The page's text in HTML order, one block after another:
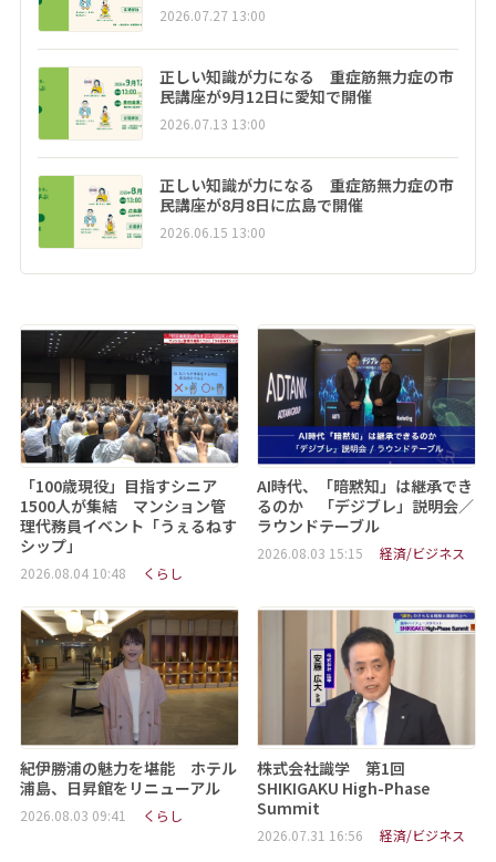
2026.07.27 13:00
正しい知識が力になる 重症筋無力症の市
民講座が9月12日に愛知で開催
2026.07.13 13:00
正しい知識が力になる 重症筋無力症の市
民講座が8月8日に広島で開催
2026.06.15 13:00
「100歳現役」目指すシニア
1500人が集結 マンション管
理代務員イベント「うぇるねす
シップ」
2026.08.04 10:48 くらし
AI時代、「暗黙知」は継承でき
るのか 「デジブレ」説明会／
ラウンドテーブル
2026.08.03 15:15 経済/ビジネス
紀伊勝浦の魅力を堪能 ホテル
浦島、日昇館をリニューアル
2026.08.03 09:41 くらし
株式会社識学 第1回
SHIKIGAKU High-Phase
Summit
2026.07.31 16:56 経済/ビジネス